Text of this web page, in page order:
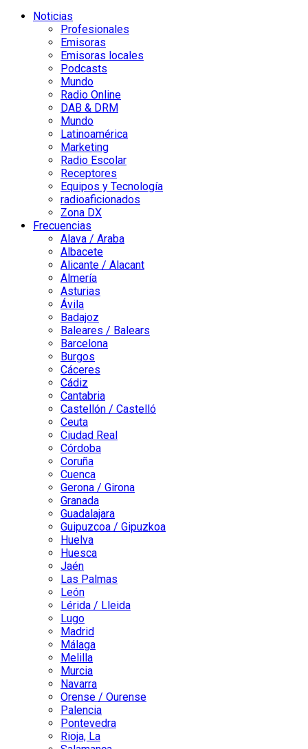
Noticias
Profesionales
Emisoras
Emisoras locales
Podcasts
Mundo
Radio Online
DAB & DRM
Mundo
Latinoamérica
Marketing
Radio Escolar
Receptores
Equipos y Tecnología
radioaficionados
Zona DX
Frecuencias
Alava / Araba
Albacete
Alicante / Alacant
Almería
Asturias
Ávila
Badajoz
Baleares / Balears
Barcelona
Burgos
Cáceres
Cádiz
Cantabria
Castellón / Castelló
Ceuta
Ciudad Real
Córdoba
Coruña
Cuenca
Gerona / Girona
Granada
Guadalajara
Guipuzcoa / Gipuzkoa
Huelva
Huesca
Jaén
Las Palmas
León
Lérida / Lleida
Lugo
Madrid
Málaga
Melilla
Murcia
Navarra
Orense / Ourense
Palencia
Pontevedra
Rioja, La